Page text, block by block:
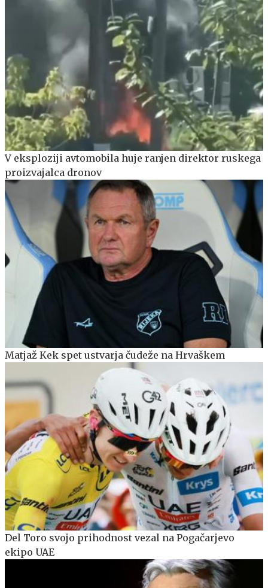
V eksploziji avtomobila huje ranjen direktor ruskega
proizvajalca dronov
Matjaž Kek spet ustvarja čudeže na Hrvaškem
Del Toro svojo prihodnost vezal na Pogačarjevo
ekipo UAE